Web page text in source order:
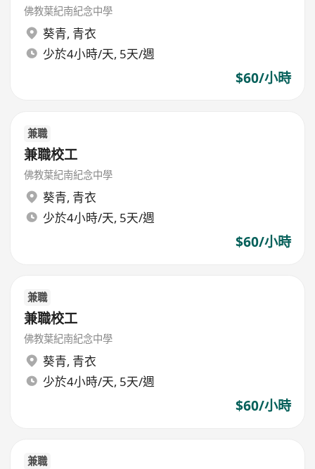
佛教葉紀南紀念中學
葵青, 青衣
少於4小時/天, 5天/週
$60/小時
兼職
兼職校工
佛教葉紀南紀念中學
葵青, 青衣
少於4小時/天, 5天/週
$60/小時
兼職
兼職校工
佛教葉紀南紀念中學
葵青, 青衣
少於4小時/天, 5天/週
$60/小時
兼職